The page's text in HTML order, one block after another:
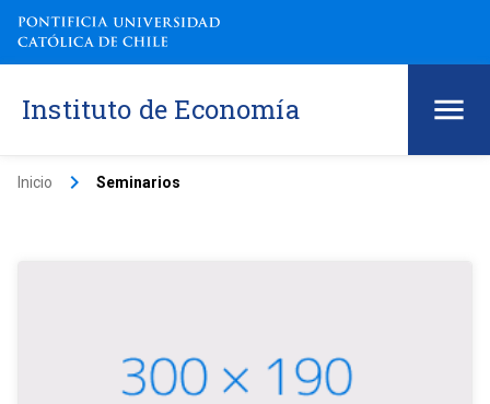
Instituto de Economía
Inicio keyboard_arrow_right Seminarios